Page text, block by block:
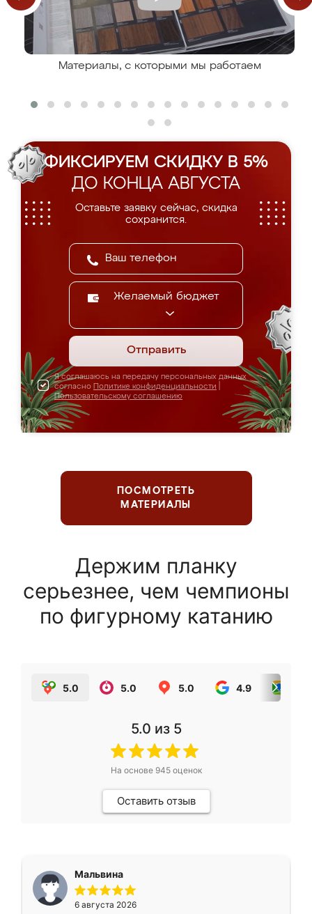
Материалы, с которыми мы работаем
ФИКСИРУЕМ СКИДКУ В 5%
ДО КОНЦА АВГУСТА
Оставьте заявку сейчас, скидка
сохранится.
Желаемый бюджет
Отправить
Я соглашаюсь на передачу персональных данных
согласно Политике конфиденциальности
Пользовательскому соглашению
ПОСМОТРЕТЬ
МАТЕРИАЛЫ
Держим планку
серьезнее, чем чемпионы
по фигурному катанию
5.0 5.0 5.0 4.9
5.0 из 5
На основе 945оценок
Оставить отзыв
Мальвина
6 августа 2026